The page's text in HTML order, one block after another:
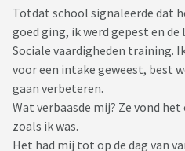
Totdat school signaleerde dat
goed ging, ik werd gepest en de
Sociale vaardigheden training.
voor een intake geweest, best
gaan verbeteren.
Wat verbaasde mij? Ze vond
zoals ik was.
Het had mij tot op de dag van